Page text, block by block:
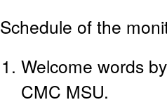
Schedule of the
Welcome words
CMC MSU.